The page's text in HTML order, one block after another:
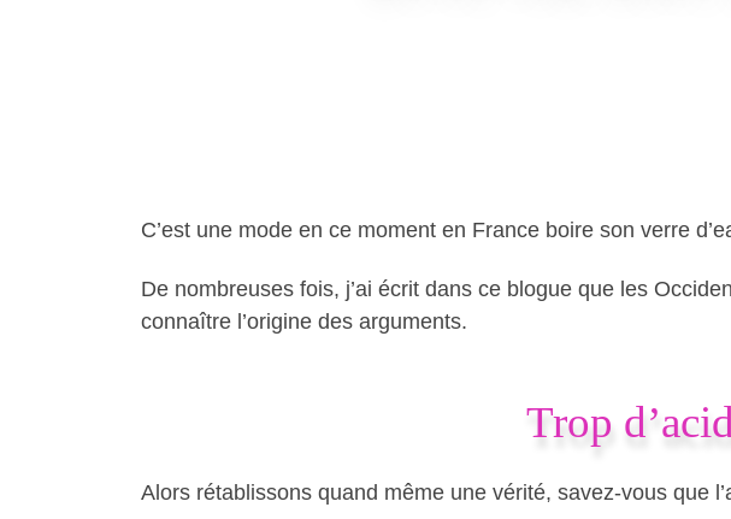
C’est une mode en ce moment en France boire son verre
De nombreuses fois, j’ai écrit dans ce blogue que les
connaître l’origine des arguments.
Trop
Alors rétablissons quand même une vérité, savez-vous que